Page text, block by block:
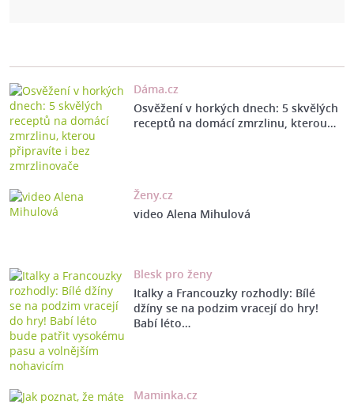
Dáma.cz
Osvěžení v horkých dnech: 5 skvělých
receptů na domácí zmrzlinu, kterou…
Ženy.cz
video Alena Mihulová
Blesk pro ženy
Italky a Francouzky rozhodly: Bílé
džíny se na podzim vracejí do hry!
Babí léto…
Maminka.cz